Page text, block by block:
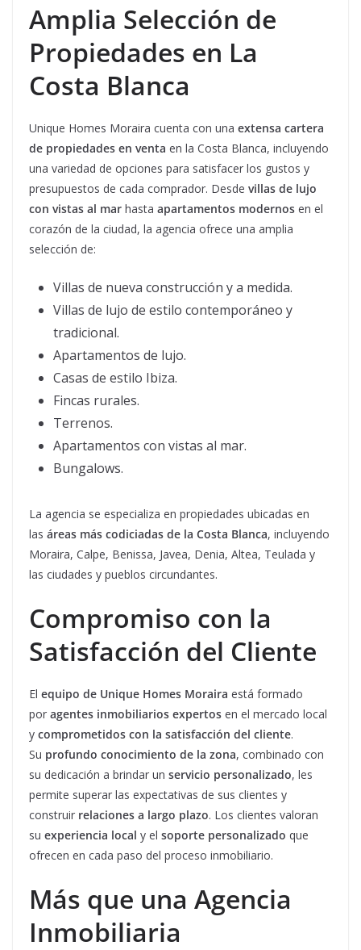
Amplia Selección de
Propiedades en La
Costa Blanca
Unique Homes Moraira cuenta con una extensa cartera
de propiedades en venta en la Costa Blanca, incluyendo
una variedad de opciones para satisfacer los gustos y
presupuestos de cada comprador. Desde villas de lujo
con vistas al mar hasta apartamentos modernos en el
corazón de la ciudad, la agencia ofrece una amplia
selección de:
Villas de nueva construcción y a medida.
Villas de lujo de estilo contemporáneo y
tradicional.
Apartamentos de lujo.
Casas de estilo Ibiza.
Fincas rurales.
Terrenos.
Apartamentos con vistas al mar.
Bungalows.
La agencia se especializa en propiedades ubicadas en
las áreas más codiciadas de la Costa Blanca, incluyendo
Moraira, Calpe, Benissa, Javea, Denia, Altea, Teulada y
las ciudades y pueblos circundantes.
Compromiso con la
Satisfacción del Cliente
El equipo de Unique Homes Moraira está formado
por agentes inmobiliarios expertos en el mercado local
y comprometidos con la satisfacción del cliente.
Su profundo conocimiento de la zona, combinado con
su dedicación a brindar un servicio personalizado, les
permite superar las expectativas de sus clientes y
construir relaciones a largo plazo. Los clientes valoran
su experiencia local y el soporte personalizado que
ofrecen en cada paso del proceso inmobiliario.
Más que una Agencia
Inmobiliaria